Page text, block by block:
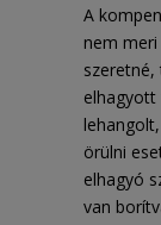
A
nem
szeretné,
elhagyott
örülni
elhagyó
van